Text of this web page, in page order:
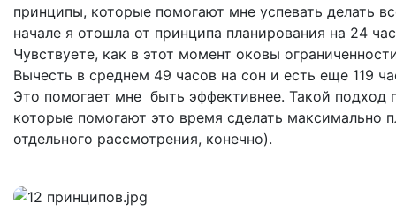
принципы, которые помогают мне успевать делать
начале я отошла от принципа планирования на 24
Чувствуете, как в этот момент оковы
Вычесть в среднем 49 часов на сон и есть еще 119
Это помогает мне быть эффективнее. Такой подход
которые помогают это время сделать максимально
отдельного рассмотрения, конечно).